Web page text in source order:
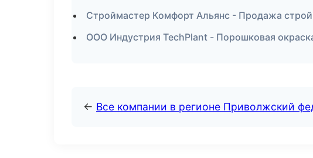
Строймастер Комфорт Альянс - Продажа
ООО Индустрия TechPlant - Порошковая
← Все компании в регионе Приволжский